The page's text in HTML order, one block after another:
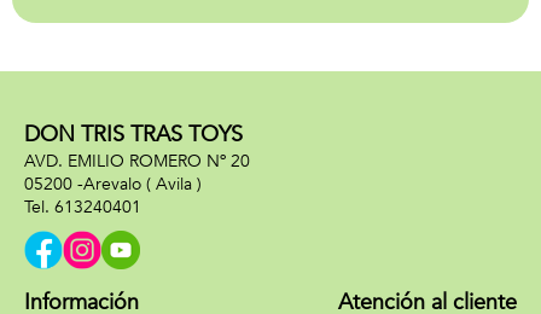
DON TRIS TRAS TOYS
AVD. EMILIO ROMERO Nº 20
05200 -Arevalo ( Avila )
613240401
Información Atención al cliente